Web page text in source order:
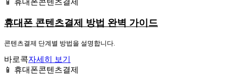
휴대폰 콘텐츠결제 방법 완벽 가이드
콘텐츠결제 단계별 방법을 설명합니다.
바로콕자세히 보기
📱 휴대폰콘텐츠결제